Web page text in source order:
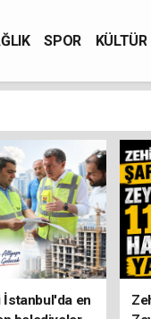
SPOR KÜLTÜR
İstanbul'da en